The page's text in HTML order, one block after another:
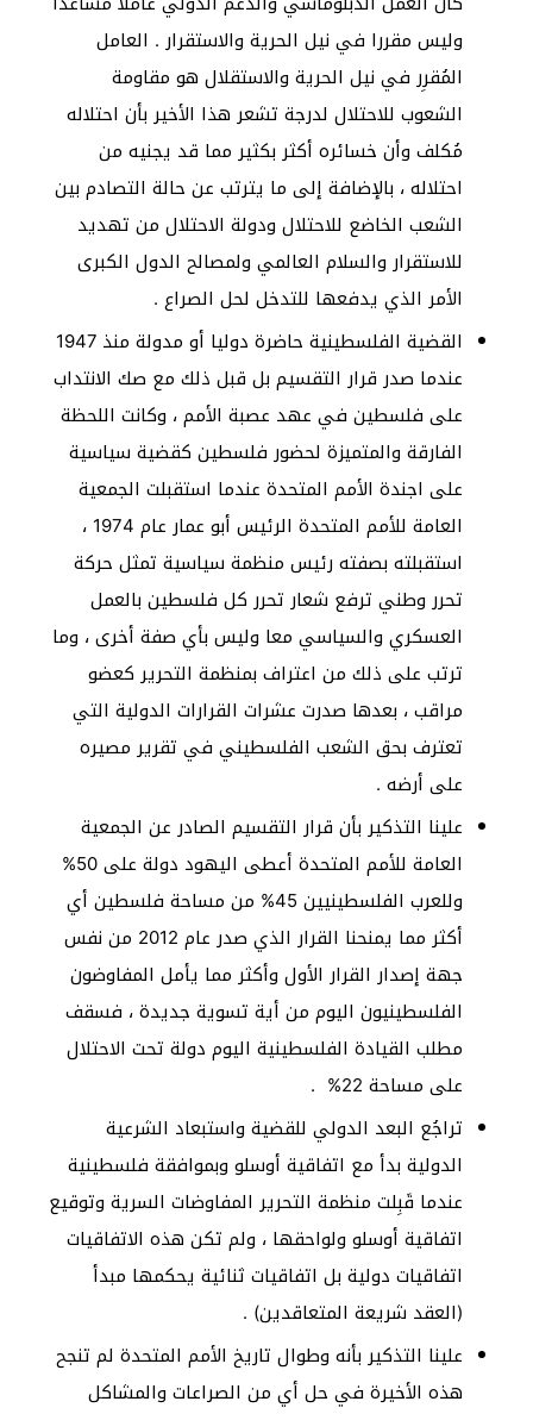
وليس مقررا في نيل الحرية والاستقرار . العامل
المُقرِر في نيل الحرية والاستقلال هو مقاومة
الشعوب للاحتلال لدرجة تشعر هذا الأخير بأن احتلاله
مُكلف وأن خسائره أكثر بكثير مما قد يجنيه من
احتلاله ، بالإضافة إلى ما يترتب عن حالة التصادم بين
الشعب الخاضع للاحتلال ودولة الاحتلال من تهديد
للاستقرار والسلام العالمي ولمصالح الدول الكبرى
الأمر الذي يدفعها للتدخل لحل الصراع .
القضية الفلسطينية حاضرة دوليا أو مدولة منذ 1947
عندما صدر قرار التقسيم بل قبل ذلك مع صك الانتداب
على فلسطين في عهد عصبة الأمم ، وكانت اللحظة
الفارقة والمتميزة لحضور فلسطين كقضية سياسية
على اجندة الأمم المتحدة عندما استقبلت الجمعية
العامة للأمم المتحدة الرئيس أبو عمار عام 1974 ،
استقبلته بصفته رئيس منظمة سياسية تمثل حركة
تحرر وطني ترفع شعار تحرر كل فلسطين بالعمل
العسكري والسياسي معا وليس بأي صفة أخرى ، وما
ترتب على ذلك من اعتراف بمنظمة التحرير كعضو
مراقب ، بعدها صدرت عشرات القرارات الدولية التي
تعترف بحق الشعب الفلسطيني في تقرير مصيره
على أرضه .
علينا التذكير بأن قرار التقسيم الصادر عن الجمعية
العامة للأمم المتحدة أعطى اليهود دولة على 50%
وللعرب الفلسطينيين 45% من مساحة فلسطين أي
أكثر مما يمنحنا القرار الذي صدر عام 2012 من نفس
جهة إصدار القرار الأول وأكثر مما يأمل المفاوضون
الفلسطينيون اليوم من أية تسوية جديدة ، فسقف
مطلب القيادة الفلسطينية اليوم دولة تحت الاحتلال
على مساحة 22% .
تراجُع البعد الدولي للقضية واستبعاد الشرعية
الدولية بدأ مع اتفاقية أوسلو وبموافقة فلسطينية
عندما قَبِلت منظمة التحرير المفاوضات السرية وتوقيع
اتفاقية أوسلو ولواحقها ، ولم تكن هذه الاتفاقيات
اتفاقيات دولية بل اتفاقيات ثنائية يحكمها مبدأ
(العقد شريعة المتعاقدين) .
علينا التذكير بأنه وطوال تاريخ الأمم المتحدة لم تنجح
هذه الأخيرة في حل أي من الصراعات والمشاكل